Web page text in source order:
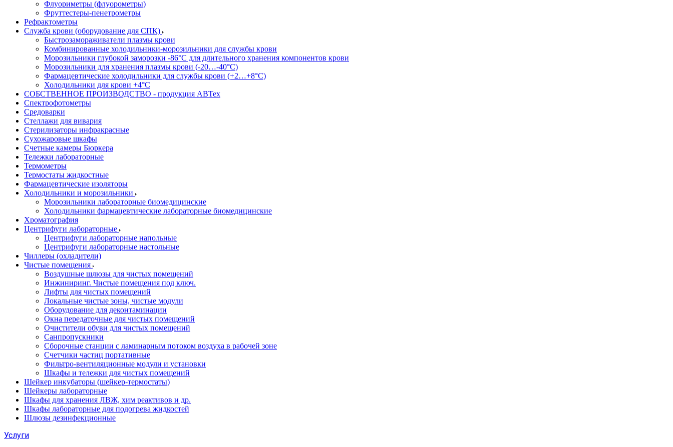
Флуориметры (флуорометры)
Фруттестеры-пенетрометры
Рефрактометры
Служба крови (оборудование для СПК)
Быстрозамораживатели плазмы крови
Комбинированные холодильники-морозильники для службы крови
Морозильники глубокой заморозки -86°С для длительного хранения компонентов крови
Морозильники для хранения плазмы крови (-20…-40°С)
Фармацевтические холодильники для службы крови (+2…+8°С)
Холодильники для крови +4°С
СОБСТВЕННОЕ ПРОИЗВОДСТВО - продукция АВТех
Спектрофотометры
Средоварки
Стеллажи для вивария
Стерилизаторы инфракрасные
Сухожаровые шкафы
Счетные камеры Бюркера
Тележки лабораторные
Термометры
Термостаты жидкостные
Фармацевтические изоляторы
Холодильники и морозильники
Морозильники лабораторные биомедицинские
Холодильники фармацевтические лабораторные биомедицинские
Хроматография
Центрифуги лабораторные
Центрифуги лабораторные напольные
Центрифуги лабораторные настольные
Чиллеры (охладители)
Чистые помещения
Воздушные шлюзы для чистых помещений
Инжиниринг. Чистые помещения под ключ.
Лифты для чистых помещений
Локальные чистые зоны, чистые модули
Оборудование для деконтаминации
Окна передаточные для чистых помещений
Очистители обуви для чистых помещений
Санпропускники
Сборочные станции с ламинарным потоком воздуха в рабочей зоне
Счетчики частиц портативные
Фильтро-вентиляционные модули и установки
Шкафы и тележки для чистых помещений
Шейкер инкубаторы (шейкер-термостаты)
Шейкеры лабораторные
Шкафы для хранения ЛВЖ, хим реактивов и др.
Шкафы лабораторные для подогрева жидкостей
Шлюзы дезинфекционные
Услуги